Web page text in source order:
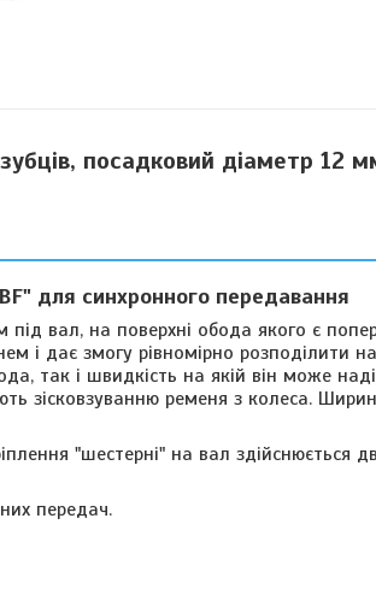
посадковий діаметр 12
для синхронного передавання
вал, на поверхні обода якого є
і дає змогу рівномірно розподілити
так і швидкість на якій він може
зісковзуванню ременя з колеса.
"шестерні" на вал здійснюється
передач.